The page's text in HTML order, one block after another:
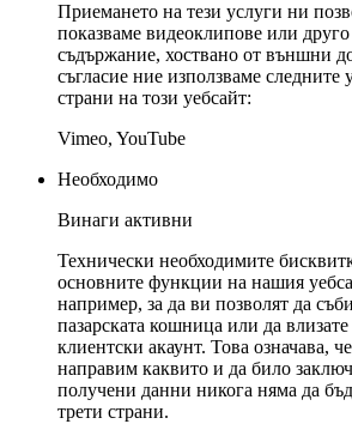
Приемането на тези услуги ни
показваме видеоклипове или
съдържание, хоствано от външни
съгласие ние използваме следните
страни на този уебсайт:
Vimeo, YouTube
Необходимо
Винаги активни
Технически необходимите
основните функции на нашия
например, за да ви позволят да
пазарската кошница или да
клиентски акаунт. Това означава,
направим каквито и да било
получени данни никога няма да
трети страни.